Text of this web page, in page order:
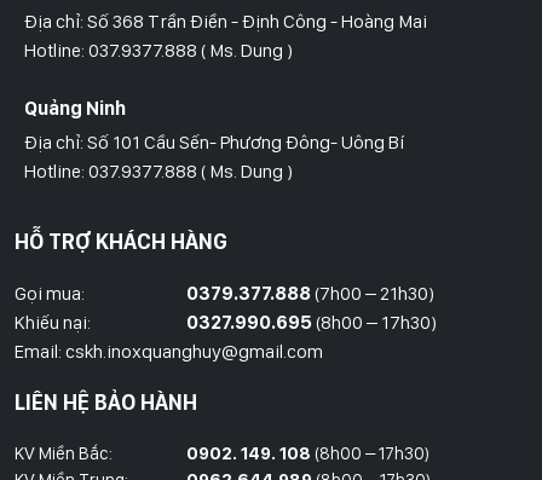
Địa chỉ: Số 368 Trần Điền - Định Công - Hoàng Mai
Hotline: 037.9377.888 ( Ms. Dung )
Quảng Ninh
Địa chỉ: Số 101 Cầu Sến- Phương Đông- Uông Bí
Hotline: 037.9377.888 ( Ms. Dung )
Hồ Chí Minh
Hotline: 09786.01.388 ( Mr. Huy )
Thái Bình
Đối diện ủy ban nhân dân xã Vũ Hoà - Kiến Xương - Thái Bình
Hotline: 037.9377.888 ( Ms. Dung )
Đồng Nai
HỖ TRỢ KHÁCH HÀNG
Gọi mua: 0379.377.888(7h00 – 21h30)
Khiếu nại:
0327.990.695(8h00 – 17h30)
Email: cskh.inoxquanghuy@gmail.com
LIÊN HỆ BẢO HÀNH
KV Miền Bắc: 0902. 149. 108 (8h00 – 17h30)